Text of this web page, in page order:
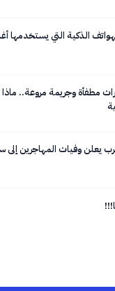
الذكية التي يستخدمها أغنى 5 رجال
مطفأة وجريمة مروعة..
يعلن وفيات المهاجرين إلى